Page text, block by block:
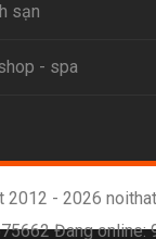
sạn
- spa
2012 - 2026
Đang online: